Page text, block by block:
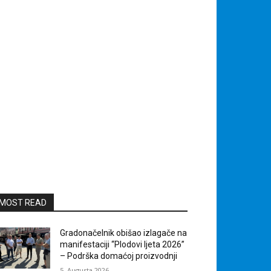
READ
Gradonačelnik obišao izlagače na
manifestaciji “Plodovi ljeta 2026”
– Podrška domaćoj proizvodnji